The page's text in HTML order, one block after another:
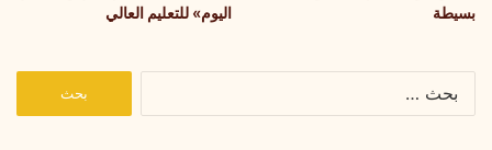
بسيطة
اليوم» للتعليم العالي